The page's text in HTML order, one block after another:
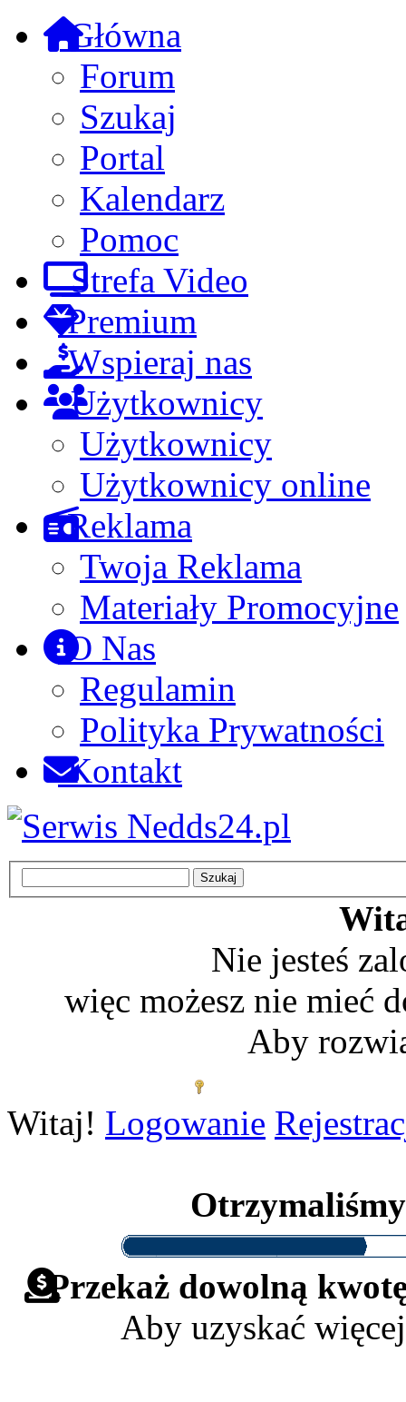
Główna
Forum
Szukaj
Portal
Kalendarz
Pomoc
Strefa Video
Premium
Wspieraj nas
Użytkownicy
Użytkownicy
Użytkownicy online
Reklama
Twoja Reklama
Materiały Promocyjne
O Nas
Regulamin
Polityka Prywatności
Kontakt
Nie jesteś
więc możesz nie mieć
Aby
Witaj! Logowanie
Przekaż dowolną
Aby uzyskać